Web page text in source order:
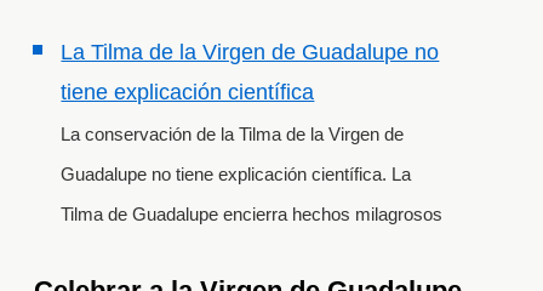
La Tilma de la Virgen de Guadalupe no
tiene explicación científica
La conservación de la Tilma de la Virgen de
Guadalupe no tiene explicación científica. La
Tilma de Guadalupe encierra hechos milagrosos